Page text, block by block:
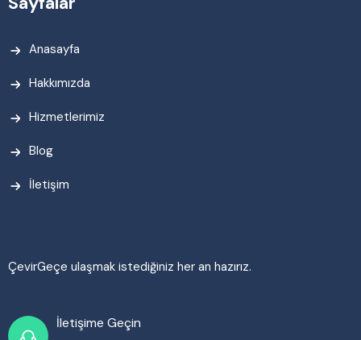
Anasayfa
Hakkımızda
Hizmetlerimiz
Blog
İletişim
ÇevirGeçe ulaşmak istediğiniz her an hazırız.
İletişime Geçin